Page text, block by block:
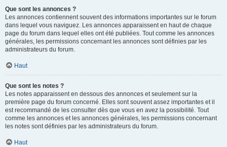
Que sont les annonces ?
Les annonces contiennent souvent des informations importantes sur le forum
dans lequel vous naviguez. Les annonces apparaissent en haut de chaque
page du forum dans lequel elles ont été publiées. Tout comme les annonces
générales, les permissions concernant les annonces sont définies par les
administrateurs du forum.
Haut
Que sont les notes ?
Les notes apparaissent en dessous des annonces et seulement sur la
première page du forum concerné. Elles sont souvent assez importantes et il
est recommandé de les consulter dès que vous en avez la possibilité. Tout
comme les annonces et les annonces générales, les permissions concernant
les notes sont définies par les administrateurs du forum.
Haut